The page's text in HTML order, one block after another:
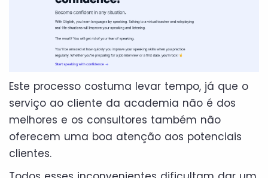
Este processo costuma levar tempo, já que o
serviço ao cliente da academia não é dos
melhores e os consultores também não
oferecem uma boa atenção aos potenciais
clientes.